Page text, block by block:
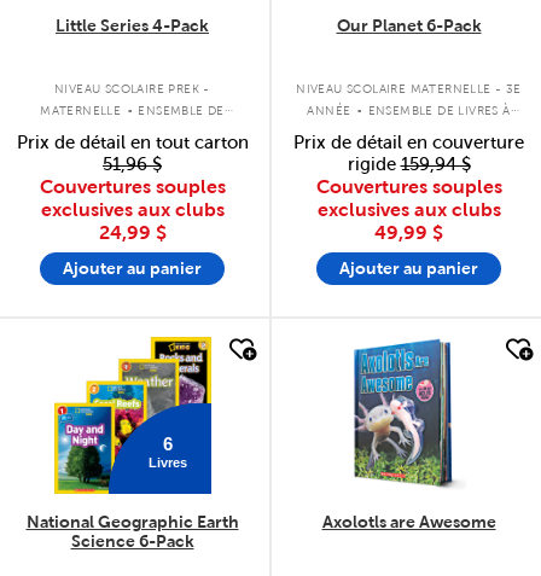
Little Series 4-Pack
NIVEAU SCOLAIRE PREK -
MATERNELLE . ENSEMBLE DE
Prix de détail en tout carton
51,96 $
Couvertures souples
exclusives aux clubs
24,99 $
Ajouter au panier
Our Planet 6-Pack
NIVEAU SCOLAIRE MATERNELLE - 3E
ANNÉE . ENSEMBLE DE LIVRES À
Prix de détail en couverture
rigide159,94 $
Couvertures souples
exclusives aux clubs
49,99 $
Ajouter au panier
6
Livres
National Geographic Earth
Science 6-Pack
quick look
Axolotls are Awesome